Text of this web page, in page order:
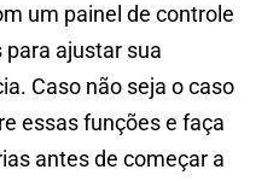
um painel de controle
ajustar sua
Caso não seja o caso
essas funções e faça
antes de começar a